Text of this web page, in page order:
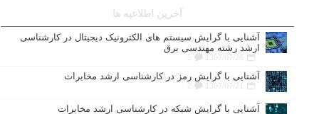
آخرین اطلاعیه ها
آشنایی با گرایش سیستم های الکترونیک دیجیتال در کارشناسی
ارشد رشته مهندسی برق
1397/07/26
5
آشنایی با گرایش رمز در کارشناسی ارشد مخابرات
1397/07/21
آشنایی با گرایش شبکه در کارشناسی ارشد مخابرات